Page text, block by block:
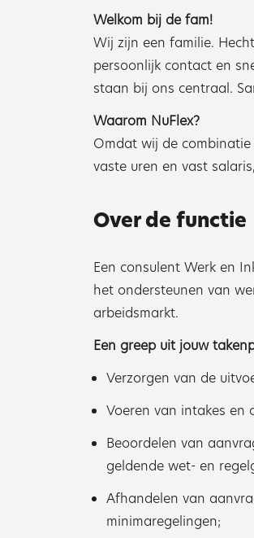
Welkom bij de fam!
Wij zijn een familie.
persoonlijk contact en
staan bij ons centraal.
Waarom NuFlex?
Omdat wij de
vaste uren en vast
Over de functie
Een consulent Werk en
het ondersteunen van
arbeidsmarkt.
Een greep uit jouw
Verzorgen van de
Voeren van intakes en
Beoordelen van
geldende wet- en
Afhandelen van
minimaregelingen;